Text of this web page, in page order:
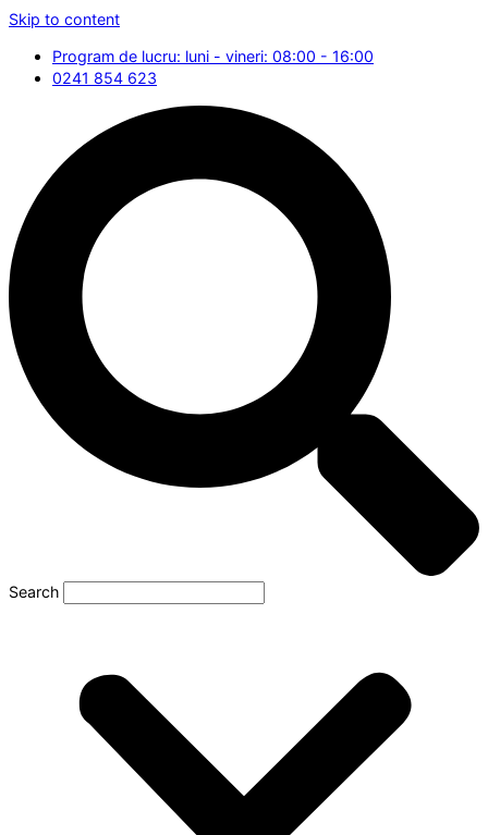
Skip to content
Program de lucru: luni - vineri: 08:00 - 16:00
0241 854 623
Search